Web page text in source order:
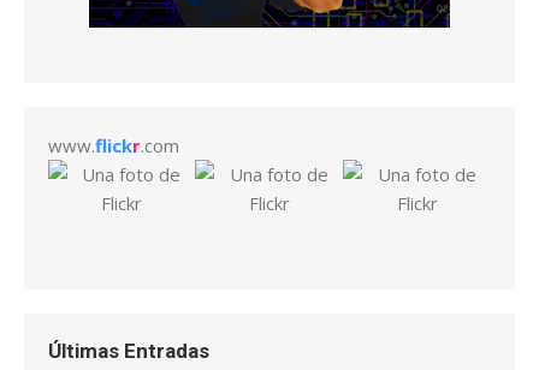
www.flickr.com
Últimas Entradas